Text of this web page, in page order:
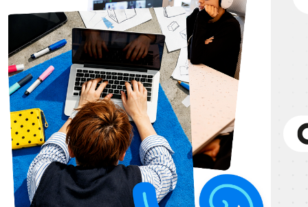
80% ОБУЧЕНИЯ — ПРАКТИКА
Ты постоянно делаешь сайты и приложения —
поэтому к выпуску будет сильное портфолио
КОМПАНИЙ
Ты учишься
реально